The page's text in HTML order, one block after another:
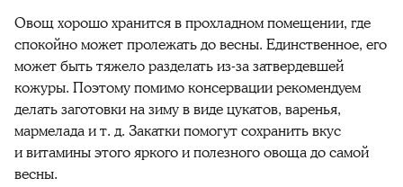
Овощ хорошо хранится в прохладном помещении, где
спокойно может пролежать до весны. Единственное, его
может быть тяжело разделать из-за затвердевшей
кожуры. Поэтому помимо консервации рекомендуем
делатьзаготовкиназимув виде цукатов, варенья,
мармелада и т. д. Закатки помогут сохранить вкус
и витамины этого яркого иполезногоовоща до самой
весны.